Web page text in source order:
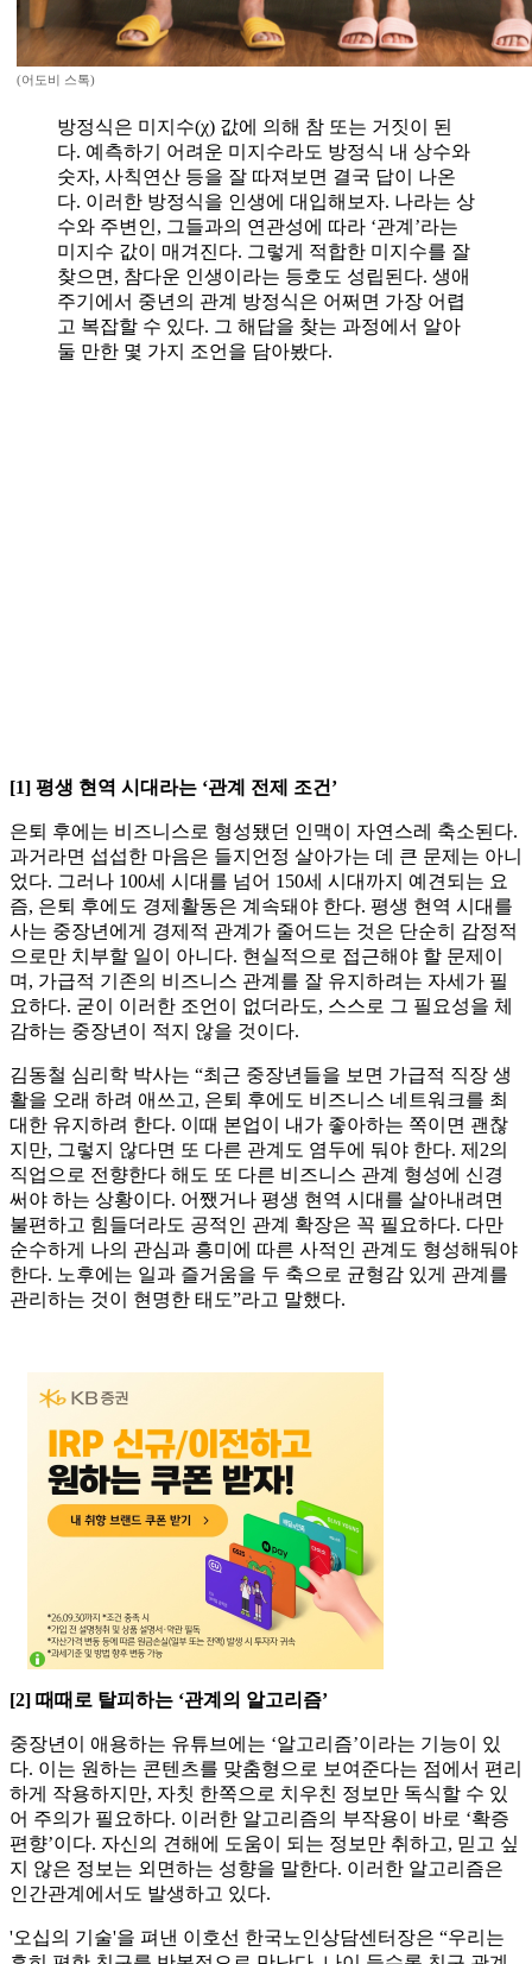
(어도비 스톡)
방정식은 미지수(χ) 값에 의해 참 또는 거짓이 된
다. 예측하기 어려운 미지수라도 방정식 내 상수와
숫자, 사칙연산 등을 잘 따져보면 결국 답이 나온
다. 이러한 방정식을 인생에 대입해보자. 나라는 상
수와 주변인, 그들과의 연관성에 따라 ‘관계’라는
미지수 값이 매겨진다. 그렇게 적합한 미지수를 잘
찾으면, 참다운 인생이라는 등호도 성립된다. 생애
주기에서 중년의 관계 방정식은 어쩌면 가장 어렵
고 복잡할 수 있다. 그 해답을 찾는 과정에서 알아
둘 만한 몇 가지 조언을 담아봤다.
[1] 평생 현역 시대라는 ‘관계 전제 조건’
은퇴 후에는 비즈니스로 형성됐던 인맥이 자연스레 축소된다.
과거라면 섭섭한 마음은 들지언정 살아가는 데 큰 문제는 아니
었다. 그러나 100세 시대를 넘어 150세 시대까지 예견되는 요
즘, 은퇴 후에도 경제활동은 계속돼야 한다. 평생 현역 시대를
사는 중장년에게 경제적 관계가 줄어드는 것은 단순히 감정적
으로만 치부할 일이 아니다. 현실적으로 접근해야 할 문제이
며, 가급적 기존의 비즈니스 관계를 잘 유지하려는 자세가 필
요하다. 굳이 이러한 조언이 없더라도, 스스로 그 필요성을 체
감하는 중장년이 적지 않을 것이다.
김동철 심리학 박사는 “최근 중장년들을 보면 가급적 직장 생
활을 오래 하려 애쓰고, 은퇴 후에도 비즈니스 네트워크를 최
대한 유지하려 한다. 이때 본업이 내가 좋아하는 쪽이면 괜찮
지만, 그렇지 않다면 또 다른 관계도 염두에 둬야 한다. 제2의
직업으로 전향한다 해도 또 다른 비즈니스 관계 형성에 신경
써야 하는 상황이다. 어쨌거나 평생 현역 시대를 살아내려면
불편하고 힘들더라도 공적인 관계 확장은 꼭 필요하다. 다만
순수하게 나의 관심과 흥미에 따른 사적인 관계도 형성해둬야
한다. 노후에는 일과 즐거움을 두 축으로 균형감 있게 관계를
관리하는 것이 현명한 태도”라고 말했다.
[2] 때때로 탈피하는 ‘관계의 알고리즘’
중장년이 애용하는 유튜브에는 ‘알고리즘’이라는 기능이 있
다. 이는 원하는 콘텐츠를 맞춤형으로 보여준다는 점에서 편리
하게 작용하지만, 자칫 한쪽으로 치우친 정보만 독식할 수 있
어 주의가 필요하다. 이러한 알고리즘의 부작용이 바로 ‘확증
편향’이다. 자신의 견해에 도움이 되는 정보만 취하고, 믿고 싶
지 않은 정보는 외면하는 성향을 말한다. 이러한 알고리즘은
인간관계에서도 발생하고 있다.
'오십의 기술'을 펴낸 이호선 한국노인상담센터장은 “우리는